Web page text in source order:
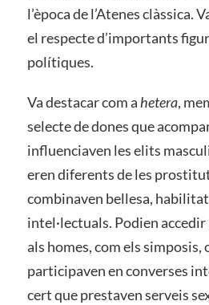
l’època de l’Atenes clàssica.
el respecte d’importants
polítiques.
Va destacar com a hetera,
selecte de dones que
influenciaven les elits
eren diferents de les
combinaven bellesa,
intel·lectuals. Podien accedir
als homes, com els
participaven en converses
cert que prestaven serveis